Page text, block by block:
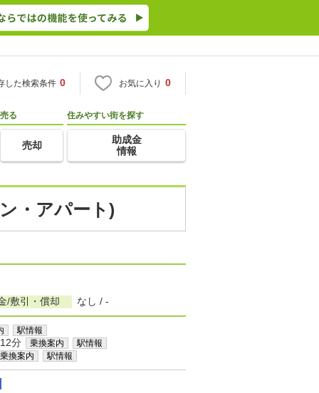
した検索条件 0 お気に入り 0
売る
売却
住みやすい街を探す
助成金
情報
・アパート)
/敷引・償却 なし / -
駅情報
分 乗換案内
駅情報
乗換案内
駅情報